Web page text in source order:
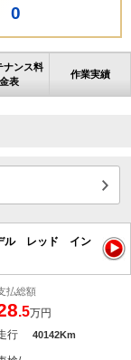
0
ナンス料
金表
作業実績
ル レッド イン
払総額
.5万円
行 40142Km